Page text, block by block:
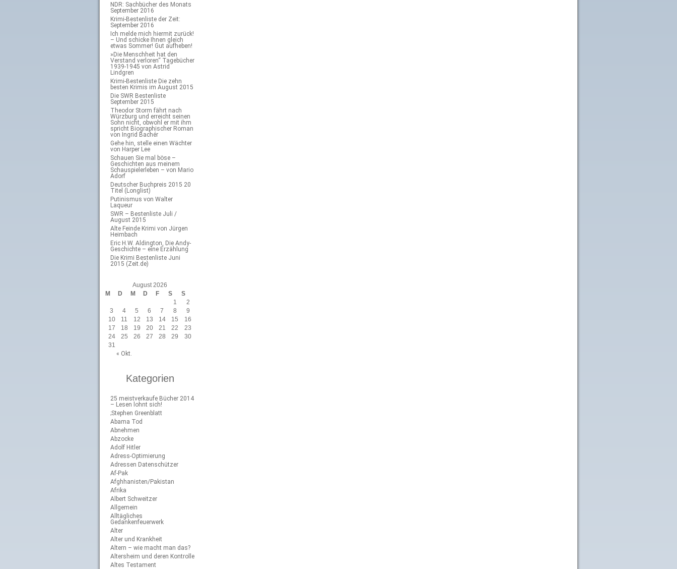
NDR: Sachbücher des Monats
September 2016
Krimi-Bestenliste der Zeit:
September 2016
Ich melde mich hiermit zurück!
– Und schicke Ihnen gleich
etwas Sommer! Gut aufheben!
»Die Menschheit hat den
Verstand verloren“ Tagebücher
1939-1945 von Astrid
Lindgren
Krimi-Bestenliste Die zehn
besten Krimis im August 2015
Die SWR Bestenliste
September 2015
Theodor Storm fährt nach
Würzburg und erreicht seinen
Sohn nicht, obwohl er mit ihm
spricht Biographischer Roman
von Ingrid Bachér
Gehe hin, stelle einen Wächter
von Harper Lee
Schauen Sie mal böse –
Geschichten aus meinem
Schauspielerleben – von Mario
Adorf
Deutscher Buchpreis 2015 20
Titel (Longlist)
Putinismus von Walter
Laqueur
SWR – Bestenliste Juli /
August 2015
Alte Feinde Krimi von Jürgen
Heimbach
Eric H.W. Aldington, Die Andy-
Geschichte – eine Erzählung
Die Krimi Bestenliste Juni
2015 (Zeit.de)
August 2026
M
D M D F S S
« Okt.
1
2
3
4 5 6 7 8
9
10
11 12 13 14 15
16
17
18 19 20 21 22
23
24
25 26 27 28 29
30
31
Kategorien
25 meistverkaufe Bücher 2014
– Lesen lohnt sich!
;Stephen Greenblatt
Abama Tod
Abnehmen
Abzocke
Adolf Hitler
Adress-Optimierung
Adressen Datenschützer
Af-Pak
Afghhanisten/Pakistan
Afrika
Albert Schweitzer
Allgemein
Alltägliches
Gedankenfeuerwerk
Alter
Alter und Krankheit
Altern – wie macht man das?
Altersheim und deren Kontrolle
Altes Testament